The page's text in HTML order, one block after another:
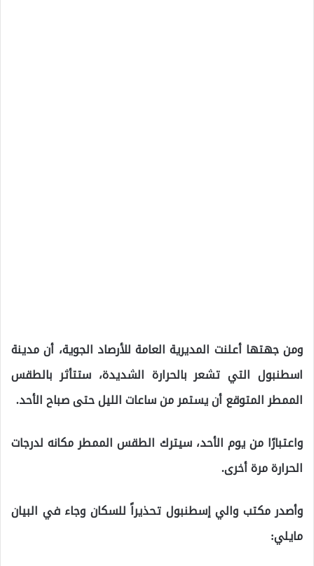
ومن جهتها أعلنت المديرية العامة للأرصاد الجوية، أن مدينة
اسطنبول التي تشعر بالحرارة الشديدة، ستتأثر بالطقس
الممطر المتوقع أن يستمر من ساعات الليل حتى صباح الأحد.
واعتبارًا من يوم الأحد، سيترك الطقس الممطر مكانه لدرجات
الحرارة مرة أخرى.
وأصدر مكتب والي إسطنبول تحذيراً للسكان وجاء في البيان
مايلي: